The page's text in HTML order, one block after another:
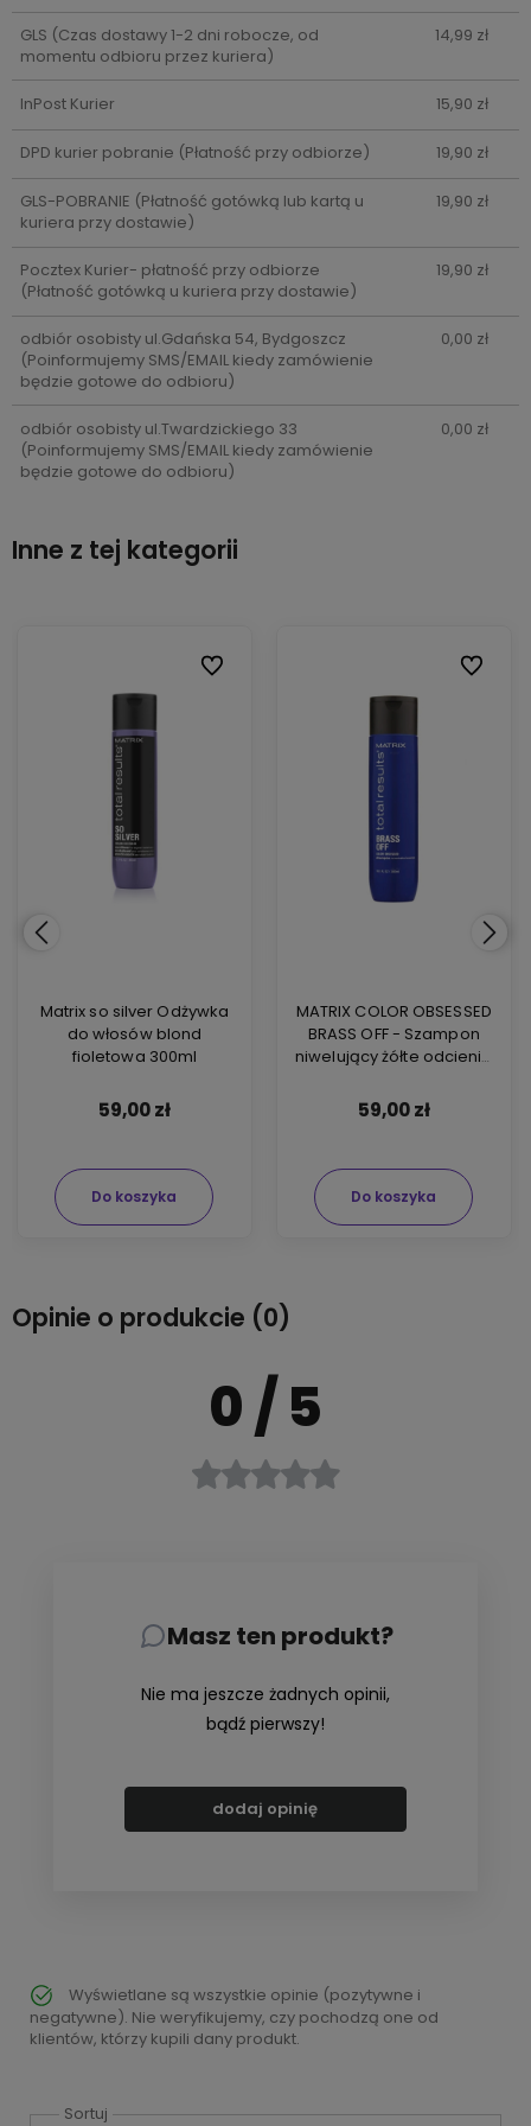
GLS (Czas dostawy 1-2 dni robocze, od
momentu odbioru przez kuriera)
14,99 zł
InPost Kurier 15,90 zł
DPD kurier pobranie (Płatność przy odbiorze) 19,90 zł
GLS-POBRANIE (Płatność gotówką lub kartą u
kuriera przy dostawie)
19,90 zł
Pocztex Kurier- płatność przy odbiorze
(Płatność gotówką u kuriera przy dostawie)
19,90 zł
odbiór osobisty ul.Gdańska 54, Bydgoszcz
(Poinformujemy SMS/EMAIL kiedy zamówienie
będzie gotowe do odbioru)
0,00 zł
odbiór osobisty ul.Twardzickiego 33
(Poinformujemy SMS/EMAIL kiedy zamówienie
będzie gotowe do odbioru)
0,00 zł
Inne z tej kategorii
Matrix so silver Odżywka
do włosów blond
fioletowa 300ml
59,00 zł
Do koszyka
Do ulubionych
Do ulubionych
MATRIX COLOR OBSESSED
BRASS OFF - Szampon
niwelujący żółte odcienie
59,00 zł
Do koszyka
Do
Do
Opinie o produkcie (0)
0/ 5
Masz ten produkt?
Nie ma jeszcze żadnych opinii,
bądź pierwszy!
dodaj opinię
Wyświetlane są wszystkie opinie (pozytywne i
negatywne). Nie weryfikujemy, czy pochodzą one od
klientów, którzy kupili dany produkt.
Sortuj